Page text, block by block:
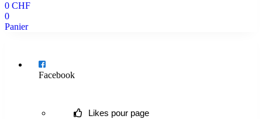
0 CHF
0
Panier
Facebook
Likes pour page